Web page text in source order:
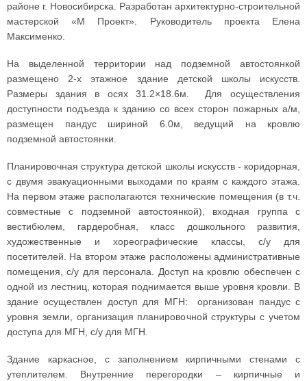
районе г. Новосибирска. Разработан архитектурно-строительной
мастерской «М Проект». Руководитель проекта Елена
Максименко.
На выделенной территории над подземной автостоянкой
размещено 2-х этажное здание детской школы искусств.
Размеры здания в осях 31.2×18.6м. Для осуществления
доступности подъезда к зданию со всех сторон пожарных а/м,
размещен пандус шириной 6.0м, ведущий на кровлю
подземной автостоянки.
Планировочная структура детской школы искусств - коридорная,
с двумя эвакуационными выходами по краям с каждого этажа.
На первом этаже располагаются технические помещения (в т.ч.
совместные с подземной автостоянкой), входная группа с
вестибюлем, гардеробная, класс дошкольного развития,
художественные и хореографические классы, с/у для
посетителей. На втором этаже расположены административные
помещения, с/у для персонала. Доступ на кровлю обеспечен с
одной из лестниц, которая поднимается выше уровня кровли. В
здание осуществлен доступ для МГН: организован пандус с
уровня земли, организация планировочной структуры с учетом
доступа для МГН, с/у для МГН.
Здание каркасное, с заполнением кирпичными стенами с
утеплителем. Внутренние перегородки – кирпичные и